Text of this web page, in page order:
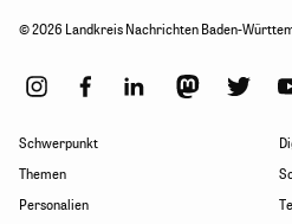
Schwerpunkt
Themen
Personalien
© 2026 Landkreis Nachrichten Baden-